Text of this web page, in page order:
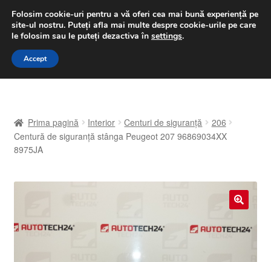
LIVRARE de la 33 lei
luni-vineri 9 a.m. - 4 p.m.031 229 6816
Sari
Sari
A lua legatura
Despre noi
Prima pagină Interior Centuri de siguranță
206
Centură de siguranță stânga Peugeot 207 96869034XX
8975JA
Folosim cookie-uri pentru a vă oferi cea mai bună experiență pe
site-ul nostru. Puteți afla mai multe despre cookie-urile pe care
le folosim sau le puteți dezactiva în settings.
Accept